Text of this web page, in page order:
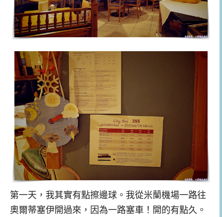
第一天，我其實有點擦邊球。我從米蘭機場一路往
奧爾蒂塞伊開過來，因為一路塞車！開的有點久。